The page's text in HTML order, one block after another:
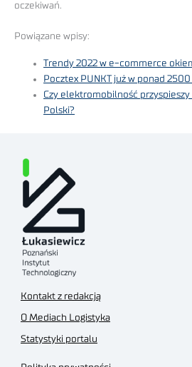
oczekiwań.
Powiązane wpisy:
Trendy 2022 w e-commerce
Pocztex PUNKT już w ponad
Czy elektromobilność
Polski?
Kontakt z redakcją
O Mediach Logistyka
Statystyki portalu